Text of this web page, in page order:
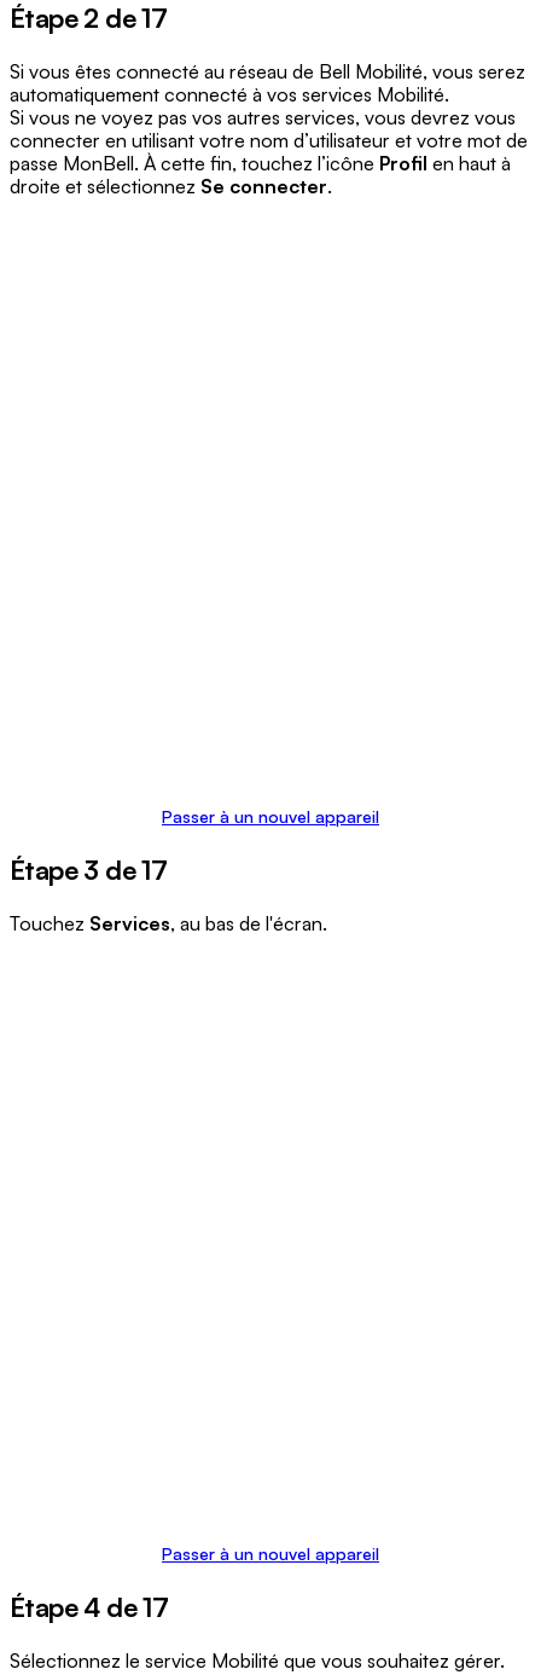
Étape 2 de 17
Si vous êtes connecté au réseau de Bell Mobilité, vous serez
automatiquement connecté à vos services Mobilité.
Si vous ne voyez pas vos autres services, vous devrez vous
connecter en utilisant votre nom d’utilisateur et votre mot de
passe MonBell. À cette fin, touchez l’icône Profil en haut à
droite et sélectionnez Se connecter.
Passer à un nouvel appareil
Étape 3 de 17
Touchez Services, au bas de l'écran.
Passer à un nouvel appareil
Étape 4 de 17
Sélectionnez le service Mobilité que vous souhaitez gérer.